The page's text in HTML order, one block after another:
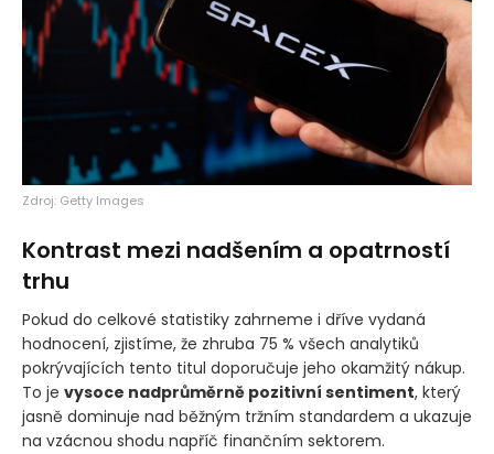
Zdroj: Getty Images
Kontrast mezi nadšením a opatrností
trhu
Pokud do celkové statistiky zahrneme i dříve vydaná
hodnocení, zjistíme, že zhruba 75 % všech analytiků
pokrývajících tento titul doporučuje jeho okamžitý nákup.
To je vysoce nadprůměrně pozitivní sentiment, který
jasně dominuje nad běžným tržním standardem a ukazuje
na vzácnou shodu napříč finančním sektorem.